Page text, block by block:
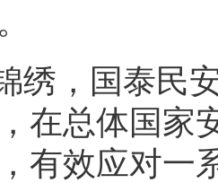
绣，国泰民
在总体国家
有效应对一